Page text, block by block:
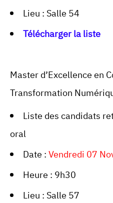
Lieu : Salle 54
Télécharger la liste
Master d’Excellence en
Transformation
Liste des candidats
oral
Date :Vendredi 07
Heure : 9h30
Lieu : Salle 57